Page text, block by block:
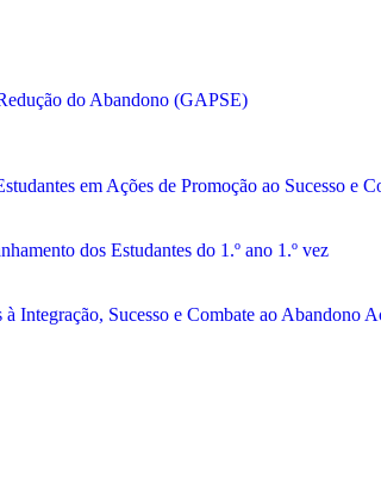
do Abandono (GAPSE)
em Ações de Promoção ao Sucesso e
dos Estudantes do 1.º ano 1.º vez
Integração, Sucesso e Combate ao Abandono